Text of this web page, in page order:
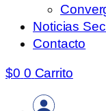
Noticias
Contacto
$0 0 Carrito